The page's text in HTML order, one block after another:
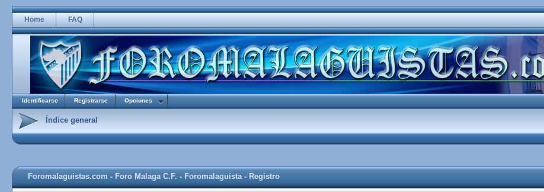
Home FAQ
Identificarse Registrarse Opciones
Índice general
Foromalaguistas.com - Foro Malaga C.F. - Foromalaguista - Registro